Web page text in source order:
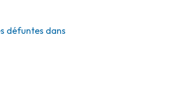
défuntes dans